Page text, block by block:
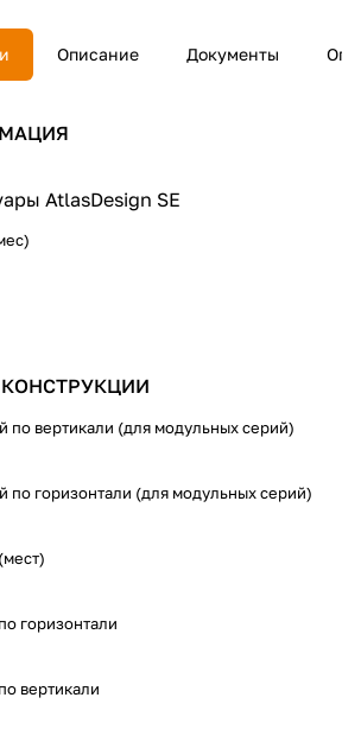
решение.
их можно
формы и
Описание Документы
AtlasDesign SE
по вертикали (для модульных серий)
по горизонтали (для модульных серий)
горизонтали
вертикали